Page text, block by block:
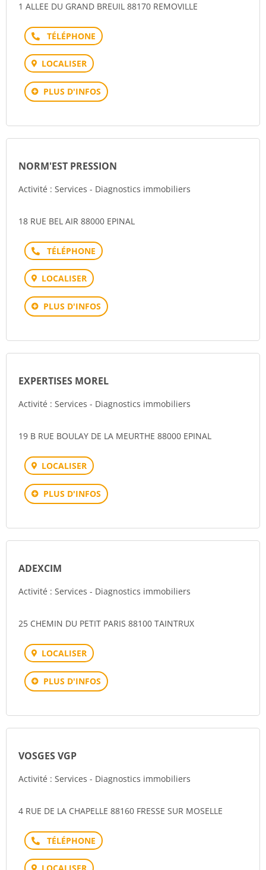
1 ALLEE DU GRAND BREUIL 88170 REMOVILLE
Téléphone
LOCALISER
PLUS D'INFOS
NORM'EST PRESSION
Activité : Services - Diagnostics immobiliers
18 RUE BEL AIR 88000 EPINAL
Téléphone
LOCALISER
PLUS D'INFOS
EXPERTISES MOREL
Activité : Services - Diagnostics immobiliers
19 B RUE BOULAY DE LA MEURTHE 88000 EPINAL
LOCALISER
PLUS D'INFOS
ADEXCIM
Activité : Services - Diagnostics immobiliers
25 CHEMIN DU PETIT PARIS 88100 TAINTRUX
LOCALISER
PLUS D'INFOS
VOSGES VGP
Activité : Services - Diagnostics immobiliers
4 RUE DE LA CHAPELLE 88160 FRESSE SUR MOSELLE
Téléphone